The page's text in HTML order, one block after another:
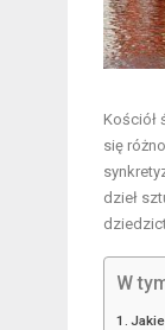
Kościół
się
dzieł
W